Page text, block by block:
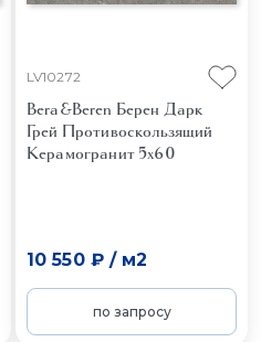
LV10272
Bera&Beren Берен Дарк
Грей Противоскользящий
Керамогранит 5x60
10 550 ₽/ м2
по запросу